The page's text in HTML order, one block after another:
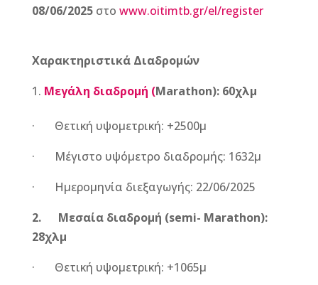
08/06/2025στο www.oitimtb.gr/el/register
Χαρακτηριστικά Διαδρομών
Μεγάλη διαδρομή (Marathon): 60χλμ
· Θετική υψομετρική: +2500μ
· Μέγιστο υψόμετρο διαδρομής: 1632μ
· Ημερομηνία διεξαγωγής: 22/06/2025
2. Μεσαία διαδρομή (semi- Marathon):
28χλμ
· Θετική υψομετρική: +1065μ